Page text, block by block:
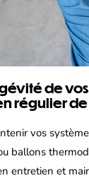
de
régulier de
vos
ballons
entretien et